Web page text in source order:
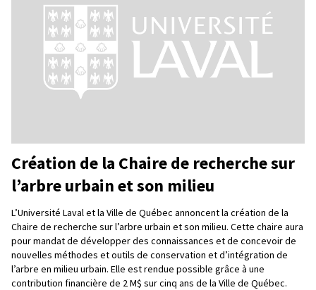
Création de la Chaire de recherche sur
l’arbre urbain et son milieu
L’Université Laval et la Ville de Québec annoncent la création de la
Chaire de recherche sur l’arbre urbain et son milieu. Cette chaire aura
pour mandat de développer des connaissances et de concevoir de
nouvelles méthodes et outils de conservation et d’intégration de
l’arbre en milieu urbain. Elle est rendue possible grâce à une
contribution financière de 2 M$ sur cinq ans de la Ville de Québec.